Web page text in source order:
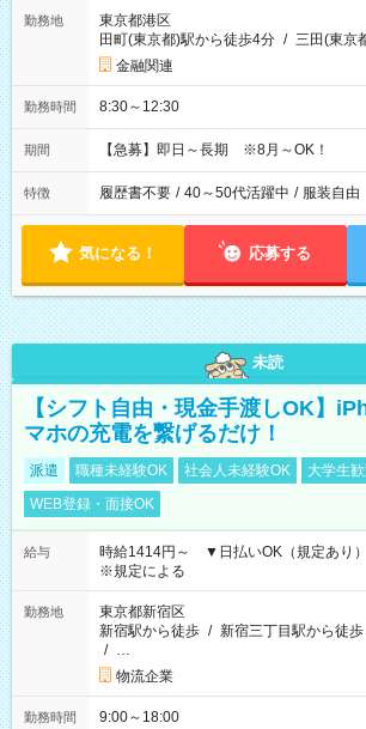
勤務地
東京都港区
田町(東京都)駅から徒歩4分 / 三田(東京
金融関連
勤務時間 8:30～12:30
期間 【急募】即日～長期 ※8月～OK！
特徴 履歴書不要 / 40～50代活躍中 / 服装自由
気になる！ 応募する
未読
【シフト自由・現金手渡しOK】
マホの充電を繋げるだけ！
派遣 職種未経験OK 社会人未経験OK 大学生
WEB登録・面接OK
給与
時給1414円～ ▼日払いOK（規定あり
※規定による
勤務地
東京都新宿区
新宿駅から徒歩 / 新宿三丁目駅から徒歩
/ …
物流企業
勤務時間 9:00～18:00